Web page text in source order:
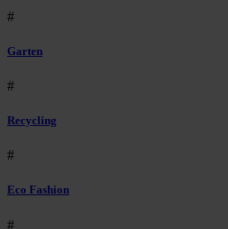
#
Garten
#
Recycling
#
Eco Fashion
#